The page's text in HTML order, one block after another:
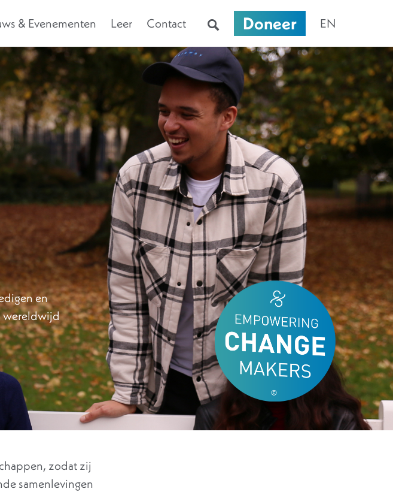
& Evenementen Leer Contact Doneer EN
en
wereldwijd
zodat zij
samenlevingen